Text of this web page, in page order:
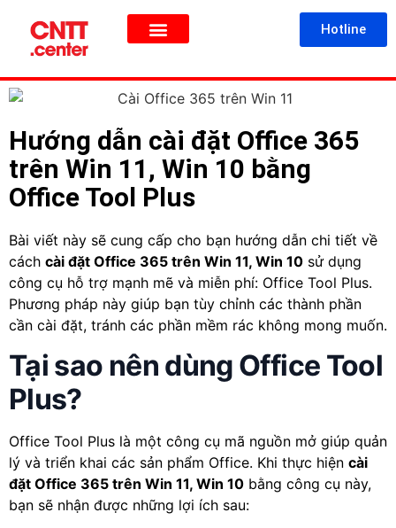
Hotline
Hướng dẫn cài đặt Office 365
trên Win 11, Win 10 bằng
Office Tool Plus
Bài viết này sẽ cung cấp cho bạn hướng dẫn chi tiết về
cách cài đặt Office 365 trên Win 11, Win 10 sử dụng
công cụ hỗ trợ mạnh mẽ và miễn phí: Office Tool Plus.
Phương pháp này giúp bạn tùy chỉnh các thành phần
cần cài đặt, tránh các phần mềm rác không mong muốn.
Tại sao nên dùng Office Tool
Plus?
Office Tool Plus là một công cụ mã nguồn mở giúp quản
lý và triển khai các sản phẩm Office. Khi thực hiện cài
đặt Office 365 trên Win 11, Win 10 bằng công cụ này,
bạn sẽ nhận được những lợi ích sau: